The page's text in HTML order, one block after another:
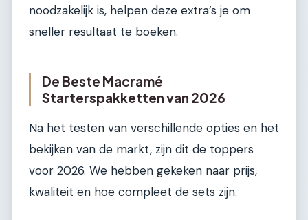
noodzakelijk is, helpen deze extra’s je om
sneller resultaat te boeken.
De Beste Macramé
Starterspakketten van 2026
Na het testen van verschillende opties en het
bekijken van de markt, zijn dit de toppers
voor 2026. We hebben gekeken naar prijs,
kwaliteit en hoe compleet de sets zijn.